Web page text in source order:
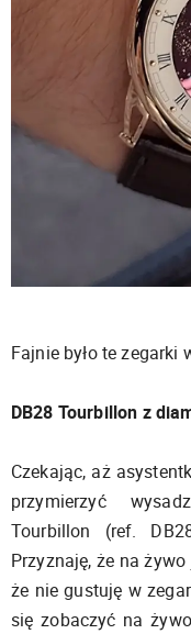
Fajnie było te zegarki
DB28 Tourbillon z
Czekając, aż
przymierzyć
Tourbillon (ref.
Przyznaję, że na
że nie gustuję w
się zobaczyć na